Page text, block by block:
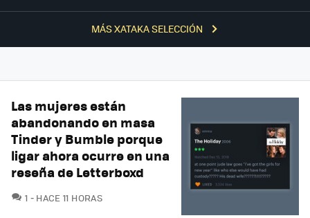
MÁS XATAKA SELECCIÓN
Las mujeres están
abandonando en masa
Tinder y Bumble porque
ligar ahora ocurre en una
reseña de Letterboxd
1 COMENTARIOS
HACE 11 HORAS